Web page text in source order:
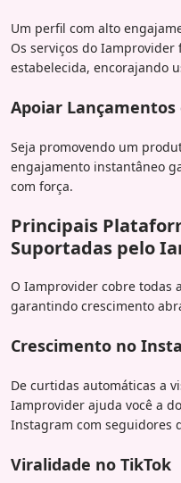
Um perfil com alto
Os serviços do
estabelecida, encorajando
Apoiar Lançamentos
Seja promovendo um
engajamento instantâneo
com força.
Principais
Suportadas pelo
O Iamprovider cobre todas
garantindo crescimento
Crescimento no
De curtidas automáticas a
Iamprovider ajuda você a
Instagram com seguidores
Viralidade no TikTok